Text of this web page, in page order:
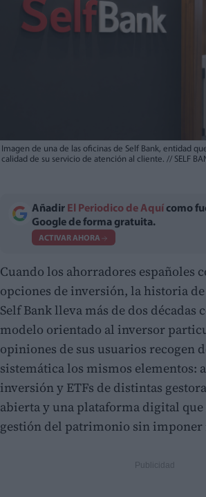
Imagen de una de las oficinas de Self Bank, entidad
calidad de su servicio de atención al cliente. // SELF
Añadir El Periodico de Aquí como
Google de forma gratuita.
ACTIVAR AHORA
Cuando los ahorradores españoles
opciones de inversión, la historia
Self Bank lleva más de dos décadas
modelo orientado al inversor
opiniones de sus usuarios recogen
sistemática los mismos elementos:
inversión y ETFs de distintas
abierta y una plataforma digital que
gestión del patrimonio sin imponer